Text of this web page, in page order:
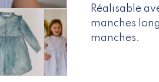
Réalisable
manches
manches.